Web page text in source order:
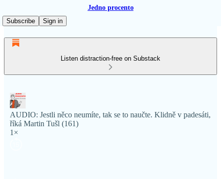
Jedno procento
Subscribe
Sign in
Listen distraction-free on Substack
AUDIO: Jestli něco neumíte, tak se to naučte. Klidně v padesáti,
říká Martin Tušl (161)
1×